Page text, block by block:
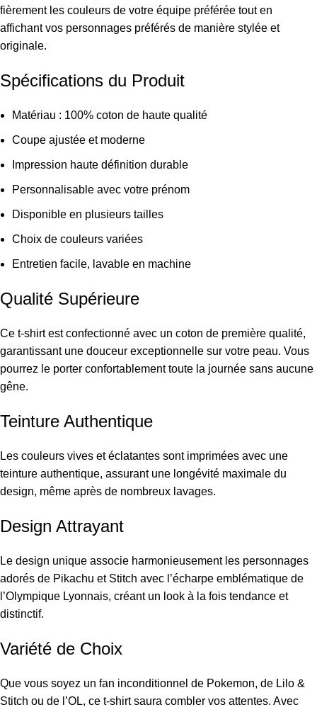
fièrement les couleurs de votre équipe préférée tout en
affichant vos personnages préférés de manière stylée et
originale.
Spécifications du Produit
Matériau : 100% coton de haute qualité
Coupe ajustée et moderne
Impression haute définition durable
Personnalisable avec votre prénom
Disponible en plusieurs tailles
Choix de couleurs variées
Entretien facile, lavable en machine
Qualité Supérieure
Ce t-shirt est confectionné avec un coton de première qualité,
garantissant une douceur exceptionnelle sur votre peau. Vous
pourrez le porter confortablement toute la journée sans aucune
gêne.
Teinture Authentique
Les couleurs vives et éclatantes sont imprimées avec une
teinture authentique, assurant une longévité maximale du
design, même après de nombreux lavages.
Design Attrayant
Le design unique associe harmonieusement les personnages
adorés de Pikachu et Stitch avec l’écharpe emblématique de
l’Olympique Lyonnais, créant un look à la fois tendance et
distinctif.
Variété de Choix
Que vous soyez un fan inconditionnel de Pokemon, de Lilo &
Stitch ou de l’OL, ce t-shirt saura combler vos attentes. Avec